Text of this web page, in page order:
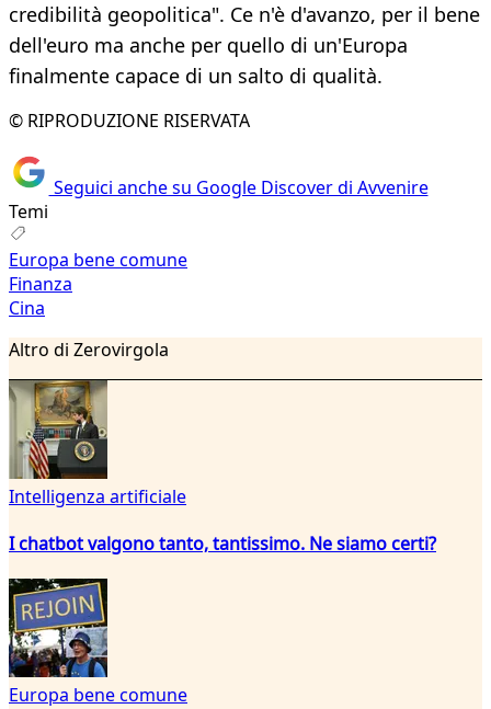
credibilità geopolitica". Ce n'è d'avanzo, per il bene
dell'euro ma anche per quello di un'Europa
finalmente capace di un salto di qualità.
© RIPRODUZIONE RISERVATA
Seguici anche su Google Discover di Avvenire
Temi
Europa bene comune
Finanza
Cina
Altro di Zerovirgola
Intelligenza artificiale
I chatbot valgono tanto, tantissimo. Ne siamo certi?
Europa bene comune